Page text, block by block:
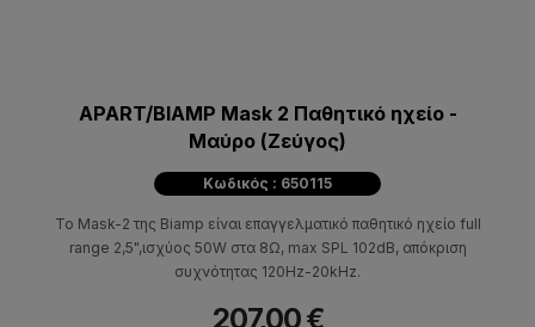
APART/BIAMP Mask 2 Παθητικό ηχείο -
Μαύρο (Ζεύγος)
Κωδικός : 650115
Το Mask-2 της Biamp είναι επαγγελματικό παθητικό ηχείο full
range 2,5",ισχύος 50W στα 8Ω, max SPL 102dB, απόκριση
συχνότητας 120Hz-20kHz.
207,00 €